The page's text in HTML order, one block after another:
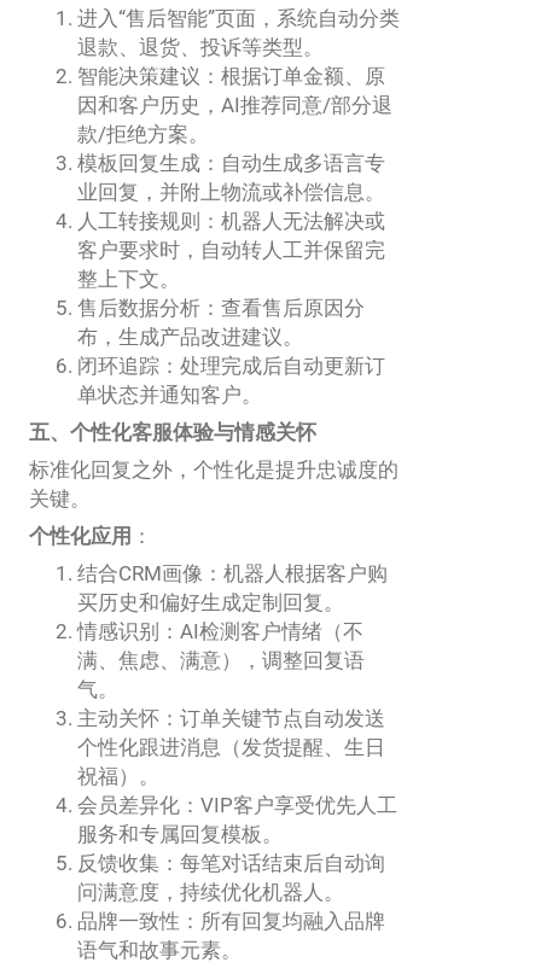
进入“售后智能”页面，系统自动分类
退款、退货、投诉等类型。
智能决策建议：根据订单金额、原
因和客户历史，AI推荐同意/部分退
款/拒绝方案。
模板回复生成：自动生成多语言专
业回复，并附上物流或补偿信息。
人工转接规则：机器人无法解决或
客户要求时，自动转人工并保留完
整上下文。
售后数据分析：查看售后原因分
布，生成产品改进建议。
闭环追踪：处理完成后自动更新订
单状态并通知客户。
五、个性化客服体验与情感关怀
标准化回复之外，个性化是提升忠诚度的
关键。
个性化应用 ：
结合CRM画像：机器人根据客户购
买历史和偏好生成定制回复。
情感识别：AI检测客户情绪（不
满、焦虑、满意），调整回复语
气。
主动关怀：订单关键节点自动发送
个性化跟进消息（发货提醒、生日
祝福）。
会员差异化：VIP客户享受优先人工
服务和专属回复模板。
反馈收集：每笔对话结束后自动询
问满意度，持续优化机器人。
品牌一致性：所有回复均融入品牌
语气和故事元素。